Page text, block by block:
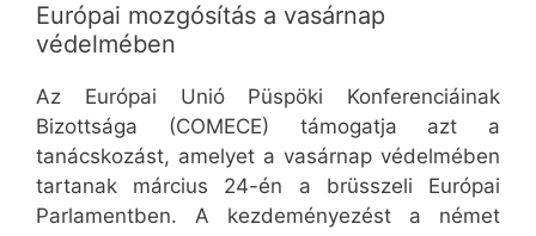
Európai mozgósítás a vasárnap
védelmében
Az Európai Unió Püspöki Konferenciáinak
Bizottsága (COMECE) támogatja azt a
tanácskozást, amelyet a vasárnap védelmében
tartanak március 24-én a brüsszeli Európai
Parlamentben. A kezdeményezést a német